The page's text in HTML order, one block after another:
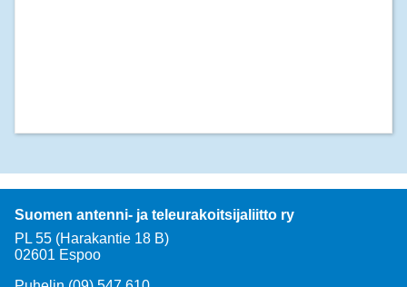
Suomen antenni- ja teleurakoitsijaliitto ry
PL 55 (Harakantie 18 B)
02601 Espoo